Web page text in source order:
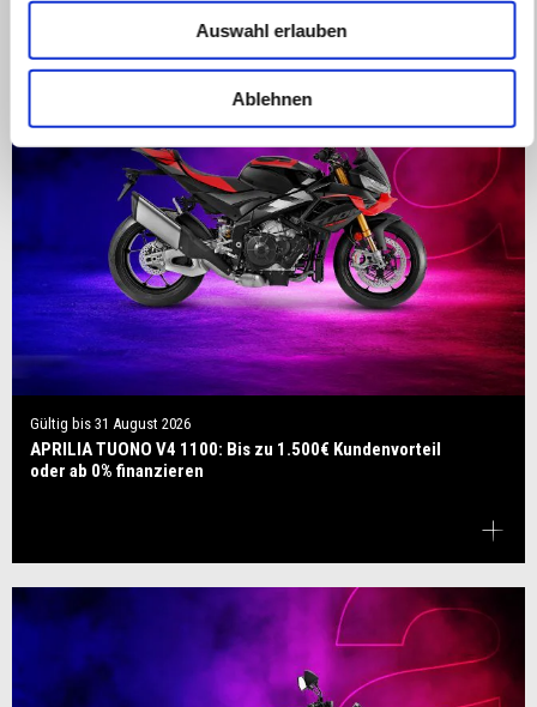
Auswahl erlauben
Ablehnen
Gültig bis 31 August 2026
APRILIA TUONO V4 1100: Bis zu 1.500€ Kundenvorteil
oder ab 0% finanzieren